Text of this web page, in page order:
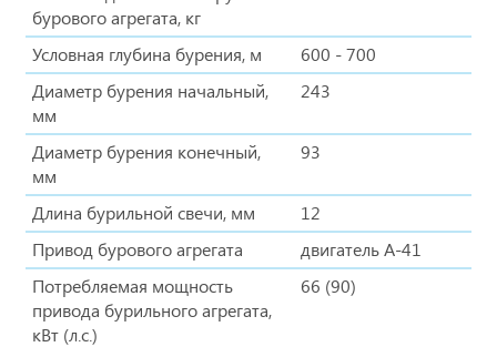
бурового агрегата, кг
Условная глубина бурения, м
600 - 700
Диаметр бурения начальный,
мм
243
Диаметр бурения конечный,
мм
93
Длина бурильной свечи, мм
12
Привод бурового агрегата
двигатель А-41
Потребляемая мощность
привода бурильного агрегата,
кВт (л.с.)
66 (90)